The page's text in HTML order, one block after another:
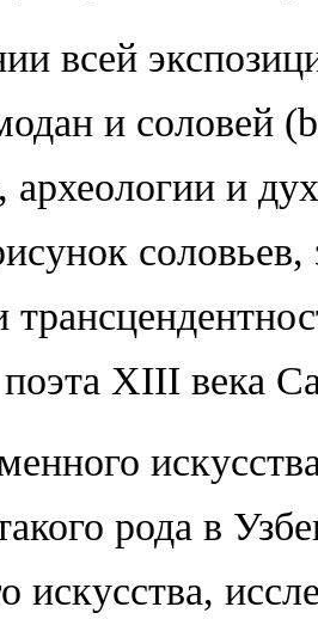
всей
и соловей
археологии и
поэта XIII века
рода в
искусства,